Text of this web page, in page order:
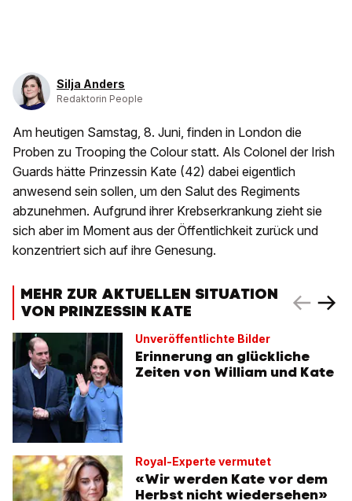
Silja Anders
Redaktorin People
Am heutigen Samstag, 8. Juni, finden in London die
Proben zu Trooping the Colour statt. Als Colonel der Irish
Guards hätte Prinzessin Kate (42) dabei eigentlich
anwesend sein sollen, um den Salut des Regiments
abzunehmen. Aufgrund ihrer Krebserkrankung zieht sie
sich aber im Moment aus der Öffentlichkeit zurück und
konzentriert sich auf ihre Genesung.
MEHR ZUR AKTUELLEN SITUATION
VON PRINZESSIN KATE
Unveröffentlichte Bilder
Erinnerung an glückliche
Zeiten von William und Kate
Royal-Experte vermutet
«Wir werden Kate vor dem
Herbst nicht wiedersehen»